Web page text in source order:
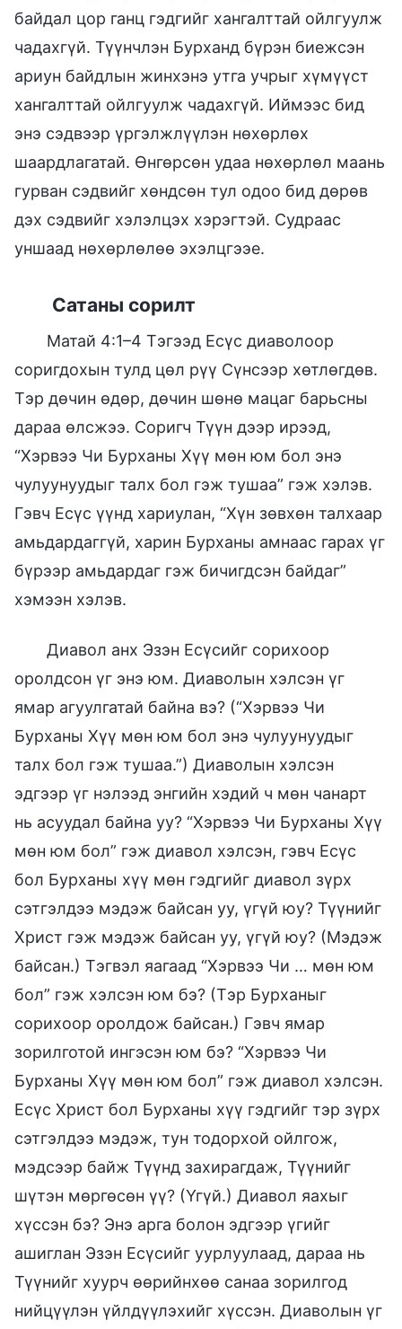
байдал цор ганц гэдгийг хангалттай ойлгуулж
чадахгүй. Түүнчлэн Бурханд бүрэн биежсэн
ариун байдлын жинхэнэ утга учрыг хүмүүст
хангалттай ойлгуулж чадахгүй. Иймээс бид
энэ сэдвээр үргэлжлүүлэн нөхөрлөх
шаардлагатай. Өнгөрсөн удаа нөхөрлөл маань
гурван сэдвийг хөндсөн тул одоо бид дөрөв
дэх сэдвийг хэлэлцэх хэрэгтэй. Судраас
уншаад нөхөрлөлөө эхэлцгээе.
Сатаны сорилт
Матай 4:1–4 Тэгээд Есүс диаволоор
соригдохын тулд цөл рүү Сүнсээр хөтлөгдөв.
Тэр дөчин өдөр, дөчин шөнө мацаг барьсны
дараа өлсжээ. Соригч Түүн дээр ирээд,
“Хэрвээ Чи Бурханы Хүү мөн юм бол энэ
чулуунуудыг талх бол гэж тушаа” гэж хэлэв.
Гэвч Есүс үүнд хариулан, “Хүн зөвхөн талхаар
амьдардаггүй, харин Бурханы амнаас гарах үг
бүрээр амьдардаг гэж бичигдсэн байдаг”
хэмээн хэлэв.
Диавол анх Эзэн Есүсийг сорихоор
оролдсон үг энэ юм. Диаволын хэлсэн үг
ямар агуулгатай байна вэ? (“Хэрвээ Чи
Бурханы Хүү мөн юм бол энэ чулуунуудыг
талх бол гэж тушаа.”) Диаволын хэлсэн
эдгээр үг нэлээд энгийн хэдий ч мөн чанарт
нь асуудал байна уу? “Хэрвээ Чи Бурханы Хүү
мөн юм бол” гэж диавол хэлсэн, гэвч Есүс
бол Бурханы хүү мөн гэдгийг диавол зүрх
сэтгэлдээ мэдэж байсан уу, үгүй юу? Түүнийг
Христ гэж мэдэж байсан уу, үгүй юу? (Мэдэж
байсан.) Тэгвэл яагаад “Хэрвээ Чи … мөн юм
бол” гэж хэлсэн юм бэ? (Тэр Бурханыг
сорихоор оролдож байсан.) Гэвч ямар
зорилготой ингэсэн юм бэ? “Хэрвээ Чи
Бурханы Хүү мөн юм бол” гэж диавол хэлсэн.
Есүс Христ бол Бурханы хүү гэдгийг тэр зүрх
сэтгэлдээ мэдэж, тун тодорхой ойлгож,
мэдсээр байж Түүнд захирагдаж, Түүнийг
шүтэн мөргөсөн үү? (Үгүй.) Диавол яахыг
хүссэн бэ? Энэ арга болон эдгээр үгийг
ашиглан Эзэн Есүсийг уурлуулаад, дараа нь
Түүнийг хуурч өөрийнхөө санаа зорилгод
нийцүүлэн үйлдүүлэхийг хүссэн. Диаволын үг